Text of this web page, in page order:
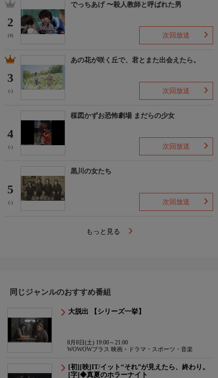
2
(4)
でっちあげ 〜殺人教師と呼ばれた男
次回放送
3
(-)
あの花が咲く丘で、君とまた出会えたら。
次回放送
4
(-)
楳図かずお恐怖劇場 まだらの少女
次回放送
5
(-)
黒川の女たち
次回放送
もっと見る
同じジャンルのおすすめ番組
大脱出 【シリーズ一挙】
8月8日(土) 19:00～21:00
WOWOWプラス 映画・ドラマ・スポーツ・音楽
[初][映]IT/イット“それ”が見えたら、終わり。
[字]◆真夏のホラーナイト